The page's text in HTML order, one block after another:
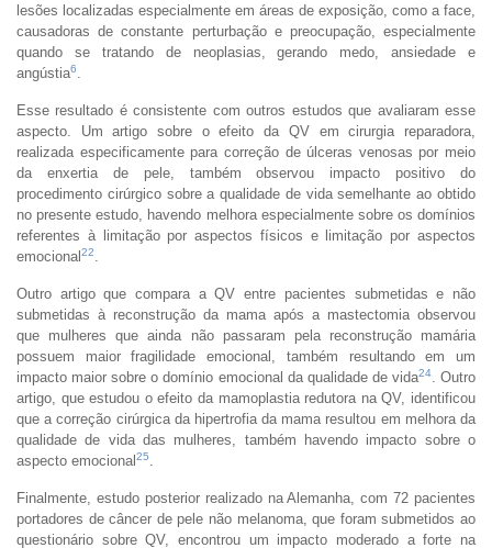
lesões localizadas especialmente em áreas de exposição, como a face,
causadoras de constante perturbação e preocupação, especialmente
quando se tratando de neoplasias, gerando medo, ansiedade e
angústia6
Esse resultado é consistente com outros estudos que avaliaram esse
aspecto. Um artigo sobre o efeito da QV em cirurgia reparadora,
realizada especificamente para correção de úlceras venosas por meio
da enxertia de pele, também observou impacto positivo do
procedimento cirúrgico sobre a qualidade de vida semelhante ao obtido
no presente estudo, havendo melhora especialmente sobre os domínios
referentes à limitação por aspectos físicos e limitação por aspectos
emocional 22
Outro artigo que compara a QV entre pacientes submetidas e não
submetidas à reconstrução da mama após a mastectomia observou
que mulheres que ainda não passaram pela reconstrução mamária
possuem maior fragilidade emocional, também resultando em um
impacto maior sobre o domínio emocional da qualidade de vida24. Outro
artigo, que estudou o efeito da mamoplastia redutora na QV, identificou
que a correção cirúrgica da hipertrofia da mama resultou em melhora da
qualidade de vida das mulheres, também havendo impacto sobre o
aspecto emocional 25
Finalmente, estudo posterior realizado na Alemanha, com 72 pacientes
portadores de câncer de pele não melanoma, que foram submetidos ao
questionário sobre QV, encontrou um impacto moderado a forte na